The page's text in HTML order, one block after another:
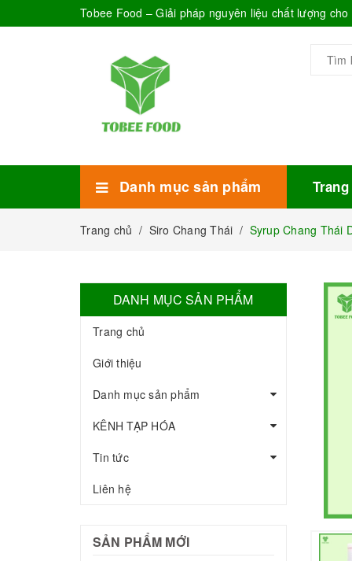
Tobee Food – Giải pháp nguyên liệu chất lượng
Danh mục sản phẩm
Trang chủ / Siro Chang Thái / Syrup Chang Thái
DANH MỤC SẢN PHẨM
Trang chủ
Giới thiệu
Danh mục sản phẩm
KÊNH TẠP HÓA
Tin tức
Liên hệ
SẢN PHẨM MỚI